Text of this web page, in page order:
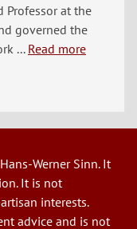
Professor at the
governed the
... Read more
Werner Sinn. It
It is not
interests.
advice and is not